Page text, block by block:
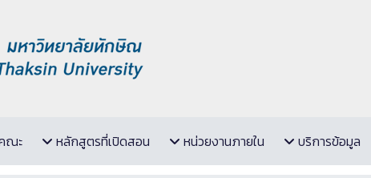
ณะ หลักสูตรที่เปิดสอน หน่วยงานภายใน บริการข้อมูล